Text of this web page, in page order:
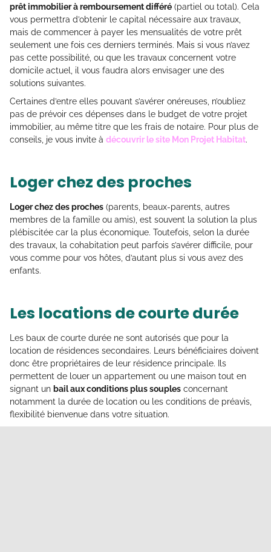
prêt immobilier à remboursement différé (partiel ou total). Cela
vous permettra d’obtenir le capital nécessaire aux travaux,
mais de commencer à payer les mensualités de votre prêt
seulement une fois ces derniers terminés. Mais si vous n’avez
pas cette possibilité, ou que les travaux concernent votre
domicile actuel, il vous faudra alors envisager une des
solutions suivantes.
Certaines d’entre elles pouvant s’avérer onéreuses, n’oubliez
pas de prévoir ces dépenses dans le budget de votre projet
immobilier, au même titre que les frais de notaire. Pour plus de
conseils, je vous invite à découvrir le site Mon Projet Habitat.
Loger chez des proches
Loger chez des proches (parents, beaux-parents, autres
membres de la famille ou amis), est souvent la solution la plus
plébiscitée car la plus économique. Toutefois, selon la durée
des travaux, la cohabitation peut parfois s’avérer difficile, pour
vous comme pour vos hôtes, d’autant plus si vous avez des
enfants.
Les locations de courte durée
Les baux de courte durée ne sont autorisés que pour la
location de résidences secondaires. Leurs bénéficiaires doivent
donc être propriétaires de leur résidence principale. Ils
permettent de louer un appartement ou une maison tout en
signant un bail aux conditions plus souples concernant
notamment la durée de location ou les conditions de préavis,
flexibilité bienvenue dans votre situation.